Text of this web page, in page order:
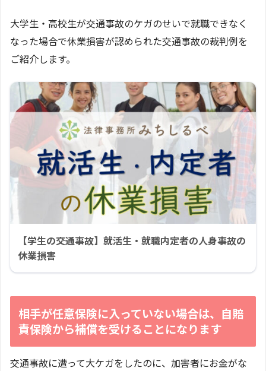
大学生・高校生が交通事故のケガのせいで就職できなく
なった場合で休業損害が認められた交通事故の裁判例を
ご紹介します。
【学生の交通事故】就活生・就職内定者の人身事故の
休業損害
相手が任意保険に入っていない場合は、自賠
責保険から補償を受けることになります
交通事故に遭って大ケガをしたのに、加害者にお金がな